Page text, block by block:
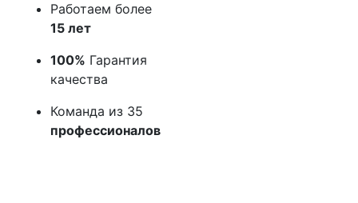
Работаем более
15 лет
100% Гарантия
качества
Команда из 35
профессионалов